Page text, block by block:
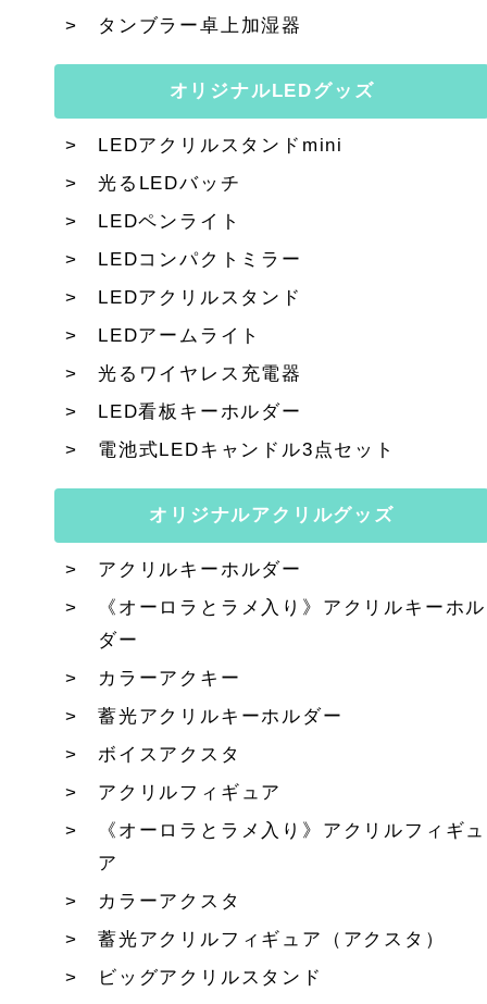
タンブラー卓上加湿器
オリジナルLEDグッズ
LEDアクリルスタンドmini
光るLEDバッチ
LEDペンライト
LEDコンパクトミラー
LEDアクリルスタンド
LEDアームライト
光るワイヤレス充電器
LED看板キーホルダー
電池式LEDキャンドル3点セット
オリジナルアクリルグッズ
アクリルキーホルダー
《オーロラとラメ入り》アクリルキーホル
ダー
カラーアクキー
蓄光アクリルキーホルダー
ボイスアクスタ
アクリルフィギュア
《オーロラとラメ入り》アクリルフィギュ
ア
カラーアクスタ
蓄光アクリルフィギュア（アクスタ）
ビッグアクリルスタンド